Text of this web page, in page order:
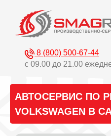
8 (800) 500-67-44
с 09.00 до 21.00
АВТОСЕРВИС ПО
VOLKSWAGEN В